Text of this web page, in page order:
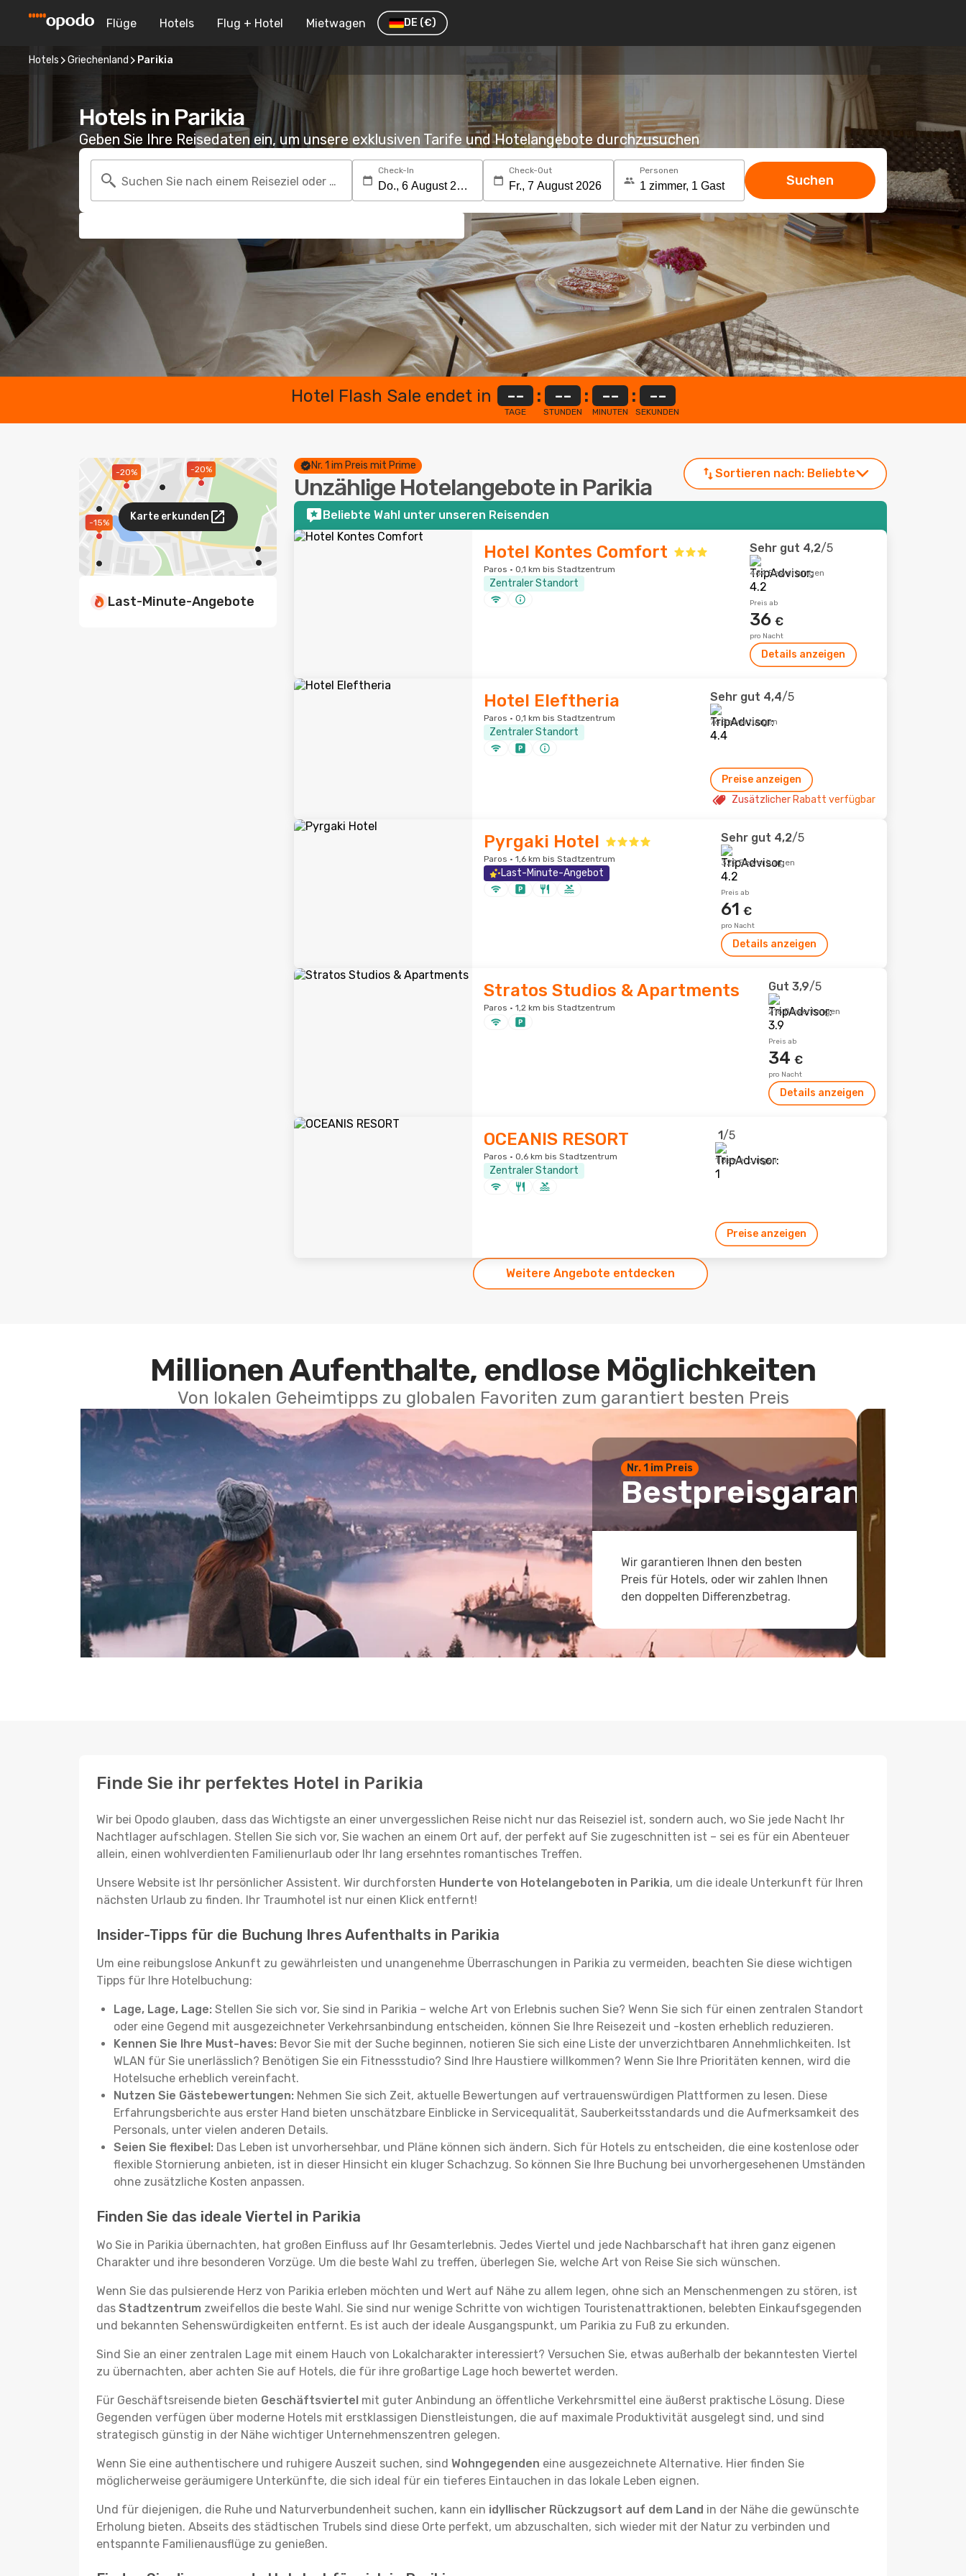
Flüge Hotels Flug + Hotel Mietwagen DE (€)
Hotels Griechenland Parikia
Hotels in Parikia
Geben Sie Ihre Reisedaten ein, um unsere exklusiven Tarife und Hotelangebote durchzusuchen
Suchen Sie nach einem Reiseziel oder Hotel
Check-In Check-Out Personen
Suchen
Hotel Flash Sale endet in --
TAGE
: --
STUNDEN
: --
MINUTEN
: --
SEKUNDEN
-20%
-20%
-15%
Karte erkunden
Last-Minute-Angebote
Nr. 1 im Preis mit Prime
Unzählige Hotelangebote in Parikia
Sortieren nach: Beliebte
Beliebte Wahl unter unseren Reisenden
Hotel Kontes Comfort
Paros · 0,1 km bis Stadtzentrum
Zentraler Standort
Sehr gut 4,2/5
464 Bewertungen
Preis ab
36 €
pro Nacht
Details anzeigen
Hotel Eleftheria
Paros · 0,1 km bis Stadtzentrum
Zentraler Standort
Sehr gut 4,4/5
76 Bewertungen
Preise anzeigen
Zusätzlicher Rabatt verfügbar
Pyrgaki Hotel
Paros · 1,6 km bis Stadtzentrum
Last-Minute-Angebot
Sehr gut 4,2/5
322 Bewertungen
Preis ab
61 €
pro Nacht
Details anzeigen
Stratos Studios & Apartments
Paros · 1,2 km bis Stadtzentrum
Gut 3,9/5
216 Bewertungen
Preis ab
34 €
pro Nacht
Details anzeigen
OCEANIS RESORT
Paros · 0,6 km bis Stadtzentrum
Zentraler Standort
1/5
1 Bewertungen
Preise anzeigen
Weitere Angebote entdecken
Millionen Aufenthalte, endlose Möglichkeiten
Von lokalen Geheimtipps zu globalen Favoriten zum garantiert besten Preis
Nr. 1 im Preis
Bestpreisgarantie
Wir garantieren Ihnen den besten
Preis für Hotels, oder wir zahlen Ihnen
den doppelten Differenzbetrag.
Finde Sie ihr perfektes Hotel in Parikia
Wir bei Opodo glauben, dass das Wichtigste an einer unvergesslichen Reise nicht nur das Reiseziel ist, sondern auch, wo Sie jede Nacht Ihr
Nachtlager aufschlagen. Stellen Sie sich vor, Sie wachen an einem Ort auf, der perfekt auf Sie zugeschnitten ist – sei es für ein Abenteuer
allein, einen wohlverdienten Familienurlaub oder Ihr lang ersehntes romantisches Treffen.
Unsere Website ist Ihr persönlicher Assistent. Wir durchforsten Hunderte von Hotelangeboten in Parikia, um die ideale Unterkunft für Ihren
nächsten Urlaub zu finden. Ihr Traumhotel ist nur einen Klick entfernt!
Insider-Tipps für die Buchung Ihres Aufenthalts in Parikia
Um eine reibungslose Ankunft zu gewährleisten und unangenehme Überraschungen in Parikia zu vermeiden, beachten Sie diese wichtigen
Tipps für Ihre Hotelbuchung:
Lage, Lage, Lage: Stellen Sie sich vor, Sie sind in Parikia – welche Art von Erlebnis suchen Sie? Wenn Sie sich für einen zentralen Standort
oder eine Gegend mit ausgezeichneter Verkehrsanbindung entscheiden, können Sie Ihre Reisezeit und -kosten erheblich reduzieren.
Kennen Sie Ihre Must-haves: Bevor Sie mit der Suche beginnen, notieren Sie sich eine Liste der unverzichtbaren Annehmlichkeiten. Ist
WLAN für Sie unerlässlich? Benötigen Sie ein Fitnessstudio? Sind Ihre Haustiere willkommen? Wenn Sie Ihre Prioritäten kennen, wird die
Hotelsuche erheblich vereinfacht.
Nutzen Sie Gästebewertungen: Nehmen Sie sich Zeit, aktuelle Bewertungen auf vertrauenswürdigen Plattformen zu lesen. Diese
Erfahrungsberichte aus erster Hand bieten unschätzbare Einblicke in Servicequalität, Sauberkeitsstandards und die Aufmerksamkeit des
Personals, unter vielen anderen Details.
Seien Sie flexibel: Das Leben ist unvorhersehbar, und Pläne können sich ändern. Sich für Hotels zu entscheiden, die eine kostenlose oder
flexible Stornierung anbieten, ist in dieser Hinsicht ein kluger Schachzug. So können Sie Ihre Buchung bei unvorhergesehenen Umständen
ohne zusätzliche Kosten anpassen.
Finden Sie das ideale Viertel in Parikia
Wo Sie in Parikia übernachten, hat großen Einfluss auf Ihr Gesamterlebnis. Jedes Viertel und jede Nachbarschaft hat ihren ganz eigenen
Charakter und ihre besonderen Vorzüge. Um die beste Wahl zu treffen, überlegen Sie, welche Art von Reise Sie sich wünschen.
Wenn Sie das pulsierende Herz von Parikia erleben möchten und Wert auf Nähe zu allem legen, ohne sich an Menschenmengen zu stören, ist
das Stadtzentrum zweifellos die beste Wahl. Sie sind nur wenige Schritte von wichtigen Touristenattraktionen, belebten Einkaufsgegenden
und bekannten Sehenswürdigkeiten entfernt. Es ist auch der ideale Ausgangspunkt, um Parikia zu Fuß zu erkunden.
Sind Sie an einer zentralen Lage mit einem Hauch von Lokalcharakter interessiert? Versuchen Sie, etwas außerhalb der bekanntesten Viertel
zu übernachten, aber achten Sie auf Hotels, die für ihre großartige Lage hoch bewertet werden.
Für Geschäftsreisende bieten Geschäftsviertel mit guter Anbindung an öffentliche Verkehrsmittel eine äußerst praktische Lösung. Diese
Gegenden verfügen über moderne Hotels mit erstklassigen Dienstleistungen, die auf maximale Produktivität ausgelegt sind, und sind
strategisch günstig in der Nähe wichtiger Unternehmenszentren gelegen.
Wenn Sie eine authentischere und ruhigere Auszeit suchen, sind Wohngegenden eine ausgezeichnete Alternative. Hier finden Sie
möglicherweise geräumigere Unterkünfte, die sich ideal für ein tieferes Eintauchen in das lokale Leben eignen.
Und für diejenigen, die Ruhe und Naturverbundenheit suchen, kann ein idyllischer Rückzugsort auf dem Land in der Nähe die gewünschte
Erholung bieten. Abseits des städtischen Trubels sind diese Orte perfekt, um abzuschalten, sich wieder mit der Natur zu verbinden und
entspannte Familienausflüge zu genießen.